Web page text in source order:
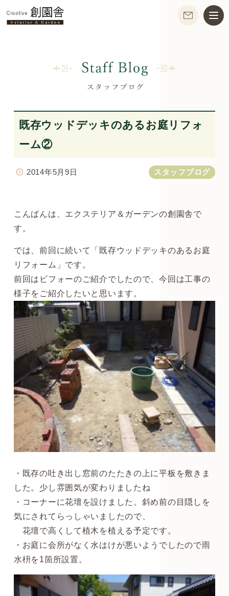
既存ウッドデッキのあるお庭リフォ
ーム②
2014年5月9日 スタッフブログ
こんばんは、エクステリア＆ガーデンの創園舎で
す。
では、前回に続いて「既存ウッドデッキのあるお庭
リフォーム」です。
前回はビフォーのご紹介でしたので、今回は工事の
様子をご紹介したいと思います。
・既存の吐き出し窓前のたたきの上に平板を敷きま
した。少し雰囲気が変わりましたね
・コーナーに花壇を設けました。斜め前の目隠しを
気にされてらっしゃいましたので、
花壇で高くして植木を植える予定です。
・お庭に会所がなく水はけが悪いようでしたので雨
水枡を1箇所設置。